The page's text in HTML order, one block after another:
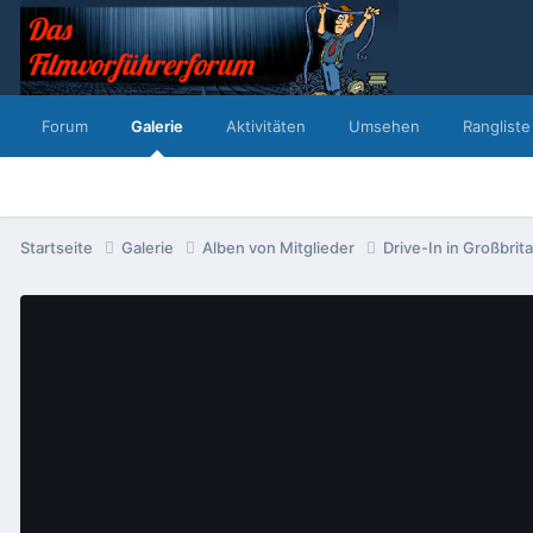
Forum Galerie Aktivitäten Umsehen Rangliste
Startseite Galerie Alben von Mitglieder Drive-In in